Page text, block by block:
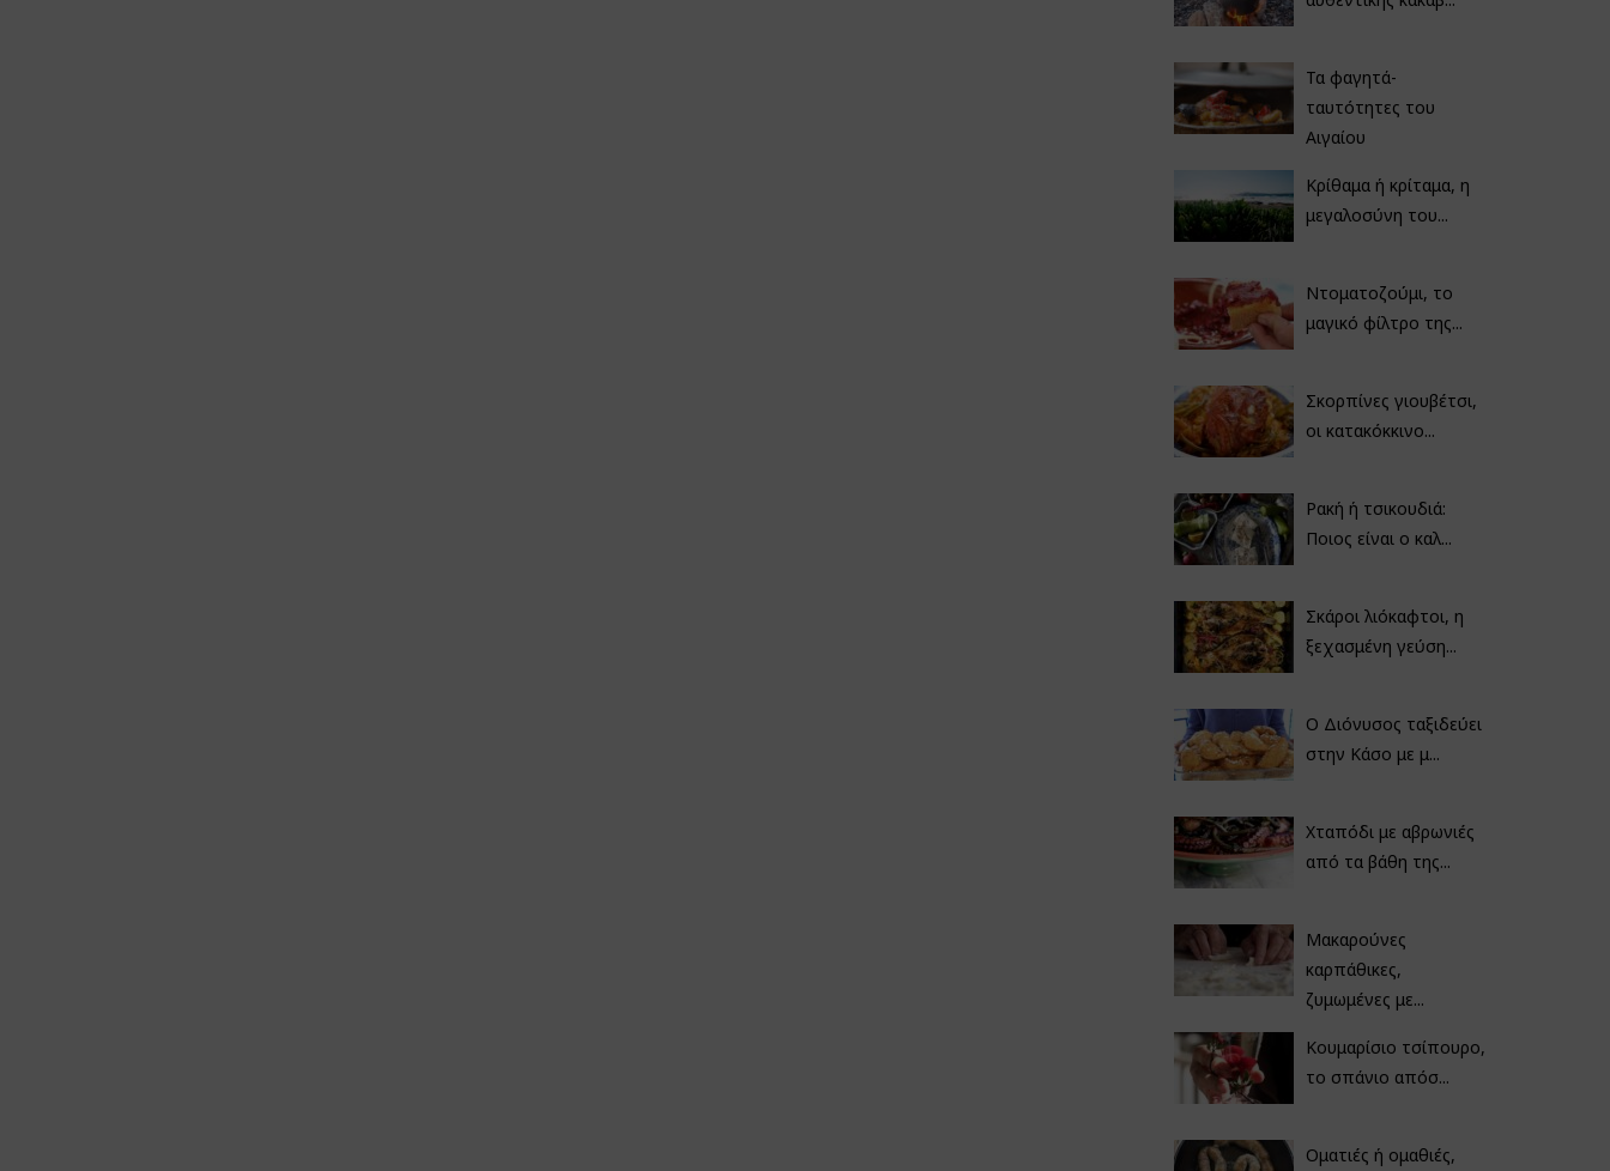
Τα φαγητά-
ταυτότητες του
Αιγαίου
Κρίθαμα ή κρίταμα, η
μεγαλοσύνη του...
Ντοματοζούμι, το
μαγικό φίλτρο της...
Σκορπίνες γιουβέτσι,
οι κατακόκκινο...
Ρακή ή τσικουδιά:
Ποιος είναι ο καλ...
Σκάροι λιόκαφτοι, η
ξεχασμένη γεύση...
Ο Διόνυσος ταξιδεύει
στην Κάσο με μ...
Χταπόδι με αβρωνιές
από τα βάθη της...
Μακαρούνες
καρπάθικες,
ζυμωμένες με...
Κουμαρίσιο τσίπουρο,
το σπάνιο απόσ...
Οματιές ή ομαθιές,